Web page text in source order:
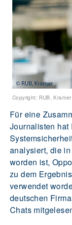
Copyright: RUB, Kramer
Für eine
Journalisten hat
analysiert, die
worden ist,
zu dem
verwendet
deutschen
Chats